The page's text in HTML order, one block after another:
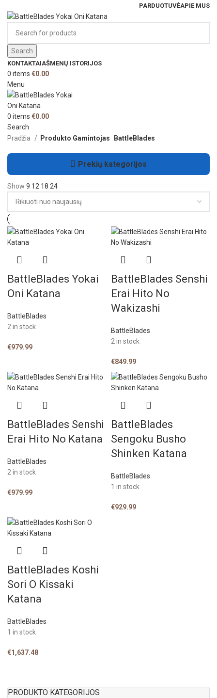
PARDUOTUVĖAPIE MUS
Search
KONTAKTAIAŠMENŲ ISTORIJOS
0 items €0.00
Menu
0 items €0.00
Search
PRODUKTO KATEGORIJOS
Pradžia Produkto Gamintojas BattleBlades
Prekių kategorijos
Show 9 12 18 24
BattleBlades Yokai
Oni Katana
BattleBlades
2 in stock
€979.99
BattleBlades Senshi
Erai Hito No
Wakizashi
BattleBlades
2 in stock
€849.99
BattleBlades Senshi
Erai Hito No Katana
BattleBlades
2 in stock
€979.99
BattleBlades
Sengoku Busho
Shinken Katana
BattleBlades
1 in stock
€929.99
BattleBlades Koshi
Sori O Kissaki
Katana
BattleBlades
1 in stock
€1,637.48